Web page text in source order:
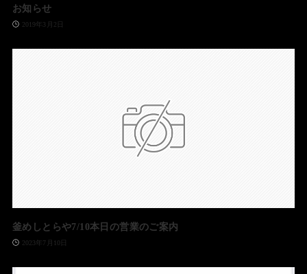
お知らせ
2019年3月2日
釜めしとらや7/10本日の営業のご案内
2023年7月10日